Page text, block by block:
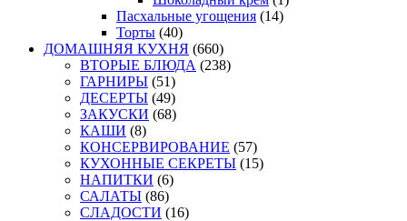
Пасхальные угощения (14)
Торты (40)
ДОМАШНЯЯ КУХНЯ (660)
ВТОРЫЕ БЛЮДА (238)
ГАРНИРЫ (51)
ДЕСЕРТЫ (49)
ЗАКУСКИ (68)
КАШИ (8)
КОНСЕРВИРОВАНИЕ (57)
КУХОННЫЕ СЕКРЕТЫ (15)
НАПИТКИ (6)
САЛАТЫ (86)
СЛАДОСТИ (16)